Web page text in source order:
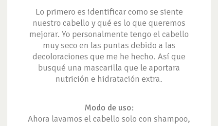
Lo primero es identificar como se siente
nuestro cabello y qué es lo que queremos
mejorar. Yo personalmente tengo el cabello
muy seco en las puntas debido a las
decoloraciones que me he hecho. Así que
busqué una mascarilla que le aportara
nutrición e hidratación extra.
Modo de uso:
Ahora lavamos el cabello solo con shampoo,